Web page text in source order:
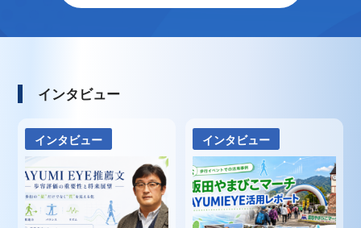
インタビュー
インタビュー インタビュー